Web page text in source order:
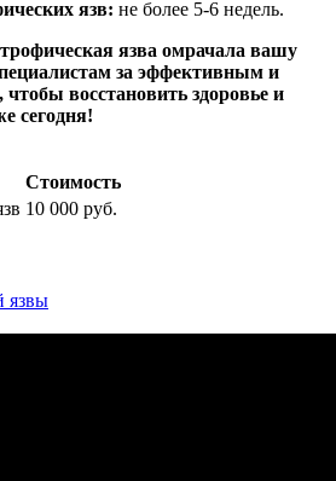
язв: не более 5-6 недель.
язва омрачала вашу
за эффективным и
восстановить здоровье и
сегодня!
Стоимость
10 000 руб.